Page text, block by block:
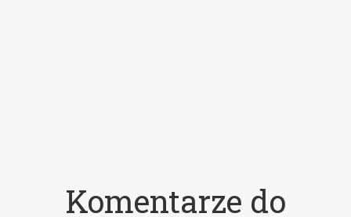
Komentarze do